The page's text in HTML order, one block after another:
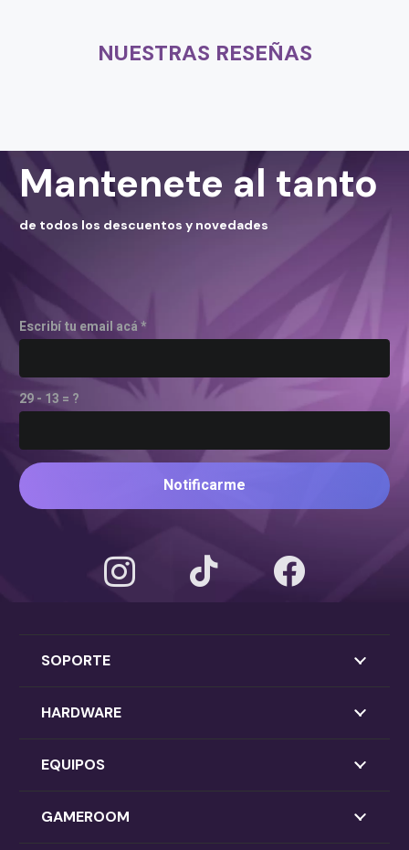
NUESTRAS RESEÑAS
Mantenete al tanto
de todos los descuentos y novedades
Escribí tu email acá *
29 - 13 = ?
Notificarme
SOPORTE
HARDWARE
EQUIPOS
GAMEROOM